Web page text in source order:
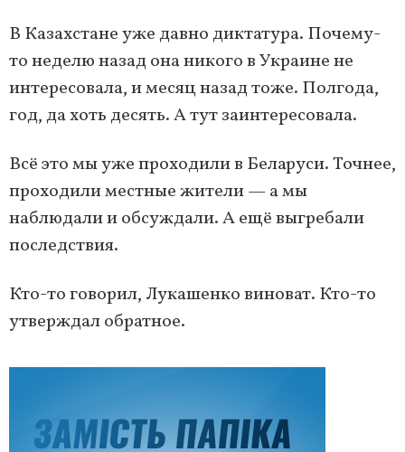
В Казахстане уже давно диктатура. Почему-
то неделю назад она никого в Украине не
интересовала, и месяц назад тоже. Полгода,
год, да хоть десять. А тут заинтересовала.
Всё это мы уже проходили в Беларуси. Точнее,
проходили местные жители — а мы
наблюдали и обсуждали. А ещё выгребали
последствия.
Кто-то говорил, Лукашенко виноват. Кто-то
утверждал обратное.